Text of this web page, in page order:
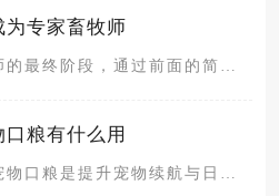
专家畜牧师
粮有什么用